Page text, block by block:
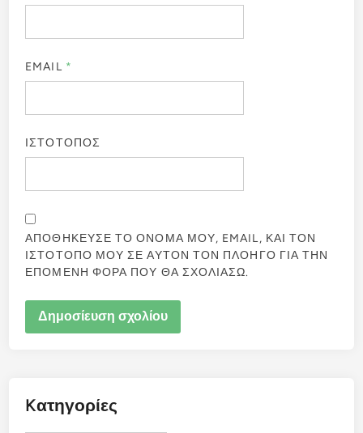
EMAIL *
ΙΣΤΟΤΟΠΟΣ
ΑΠΟΘΗΚΕΥΣΕ ΤΟ ΟΝΟΜΑ ΜΟΥ, EMAIL, ΚΑΙ ΤΟΝ
ΙΣΤΟΤΟΠΟ ΜΟΥ ΣΕ ΑΥΤΟΝ ΤΟΝ ΠΛΟΗΓΟ ΓΙΑ ΤΗΝ
ΕΠΟΜΕΝΗ ΦΟΡΑ ΠΟΥ ΘΑ ΣΧΟΛΙΑΣΩ.
Kατηγορίες